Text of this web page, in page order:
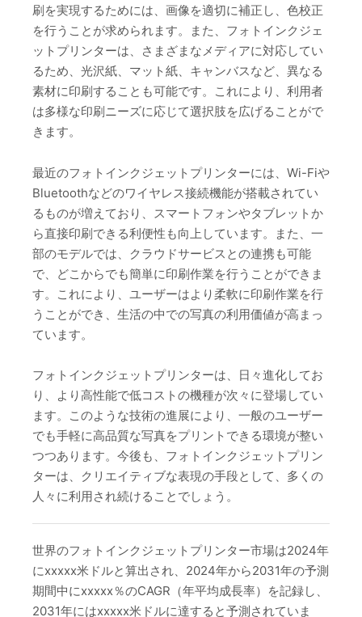
刷を実現するためには、画像を適切に補正し、色校正
を行うことが求められます。また、フォトインクジェ
ットプリンターは、さまざまなメディアに対応してい
るため、光沢紙、マット紙、キャンバスなど、異なる
素材に印刷することも可能です。これにより、利用者
は多様な印刷ニーズに応じて選択肢を広げることがで
きます。
最近のフォトインクジェットプリンターには、Wi-Fiや
Bluetoothなどのワイヤレス接続機能が搭載されてい
るものが増えており、スマートフォンやタブレットか
ら直接印刷できる利便性も向上しています。また、一
部のモデルでは、クラウドサービスとの連携も可能
で、どこからでも簡単に印刷作業を行うことができま
す。これにより、ユーザーはより柔軟に印刷作業を行
うことができ、生活の中での写真の利用価値が高まっ
ています。
フォトインクジェットプリンターは、日々進化してお
り、より高性能で低コストの機種が次々に登場してい
ます。このような技術の進展により、一般のユーザー
でも手軽に高品質な写真をプリントできる環境が整い
つつあります。今後も、フォトインクジェットプリン
ターは、クリエイティブな表現の手段として、多くの
人々に利用され続けることでしょう。
世界のフォトインクジェットプリンター市場は2024年
にxxxxx米ドルと算出され、2024年から2031年の予測
期間中にxxxxx％のCAGR（年平均成長率）を記録し、
2031年にはxxxxx米ドルに達すると予測されていま